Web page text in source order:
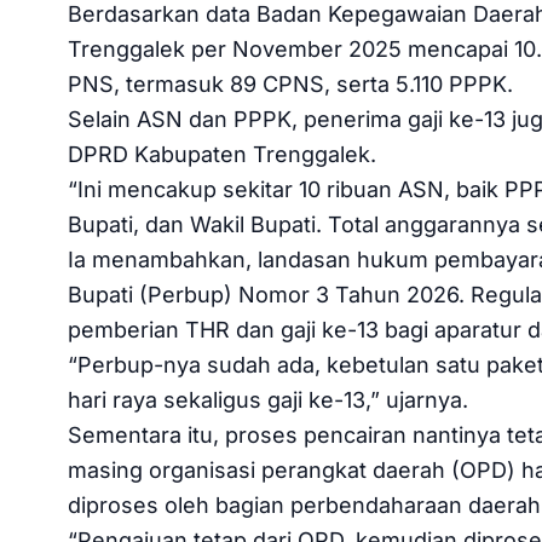
Berdasarkan data Badan Kepegawaian
Trenggalek per November 2025 mencapai
PNS, termasuk 89 CPNS, serta 5.110 PPPK.
Selain ASN dan PPPK, penerima gaji ke-13
DPRD Kabupaten Trenggalek.
“Ini mencakup sekitar 10 ribuan ASN, baik
Bupati, dan Wakil Bupati. Total anggarannya
Ia menambahkan, landasan hukum
Bupati (Perbup) Nomor 3 Tahun 2026.
pemberian THR dan gaji ke-13 bagi aparatur
“Perbup-nya sudah ada, kebetulan satu
hari raya sekaligus gaji ke-13,” ujarnya.
Sementara itu, proses pencairan nantinya
masing organisasi perangkat daerah (OPD)
diproses oleh bagian perbendaharaan